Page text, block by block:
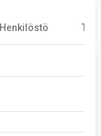
Henkilöstö